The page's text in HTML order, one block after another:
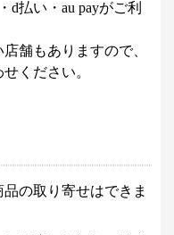
d払い・au payがご利
舗もありますので、
ください。
の取り寄せはできま